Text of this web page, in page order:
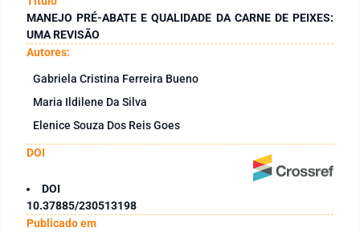
MANEJO PRÉ-ABATE E QUALIDADE DA CARNE DE PEIXES:
UMA REVISÃO
Autores:
Gabriela Cristina Ferreira Bueno
Maria Ildilene Da Silva
Elenice Souza Dos Reis Goes
DOI
DOI
10.37885/230513198
Publicado em